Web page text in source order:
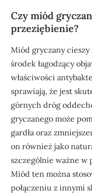
Czy miód
przeziębienie?
Miód gryczany
środek łagodzący
właściwości
sprawiają, że jest
górnych dróg
gryczanego może
gardła oraz
on również jako
szczególnie ważne w
Miód ten można
połączeniu z innymi